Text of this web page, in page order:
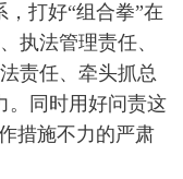
打好“组合拳”在
执法管理责任、
责任、牵头抓总
。同时用好问责这
措施不力的严肃